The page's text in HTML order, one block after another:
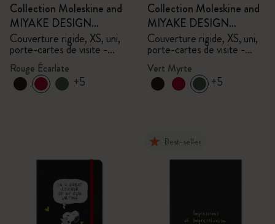
Collection Moleskine and
MIYAKE DESIGN
STUDIO en Édition
Limitée
Couverture rigide, XS, uni,
porte-cartes de visite -
avec boîte
Rouge Écarlate
+5
Collection Moleskine and
MIYAKE DESIGN
STUDIO en Édition
Limitée
Couverture rigide, XS, uni,
porte-cartes de visite -
avec boîte
Vert Myrte
+5
Best-seller